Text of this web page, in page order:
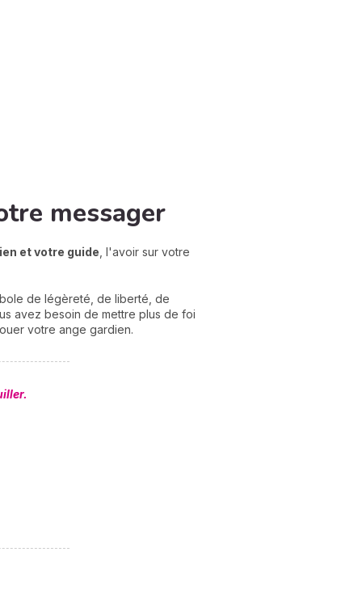
messager
et votre guide , l'avoir sur votre
de légèreté, de liberté, de
avez besoin de mettre plus de foi
votre ange gardien.